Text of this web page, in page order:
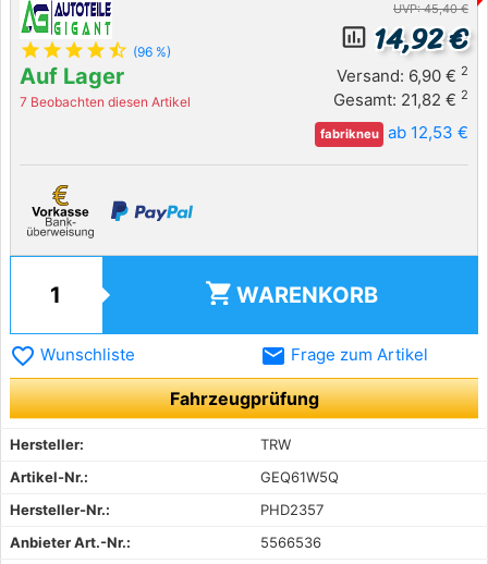
star star star star star_half (96 %)
Auf Lager
7 Beobachten diesen Artikel
UVP: 45,40 €
insert_chart_outlined 14,92 €
Versand: 6,90 € 2
Gesamt: 21,82 € 2
fabrikneu ab 12,53 €
shopping_cart WARENKORB
favorite_border Wunschliste email Frage zum Artikel
Fahrzeugprüfung
Hersteller:
TRW
Artikel-Nr.:
GEQ61W5Q
Hersteller-Nr.:
PHD2357
Anbieter Art.-Nr.:
5566536